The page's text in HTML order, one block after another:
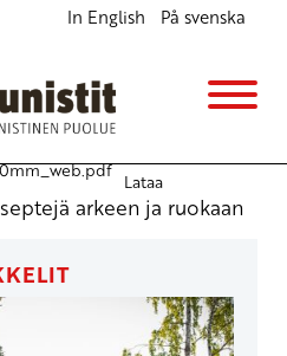
In English På svenska
Lataa
arkeen ja ruokaan